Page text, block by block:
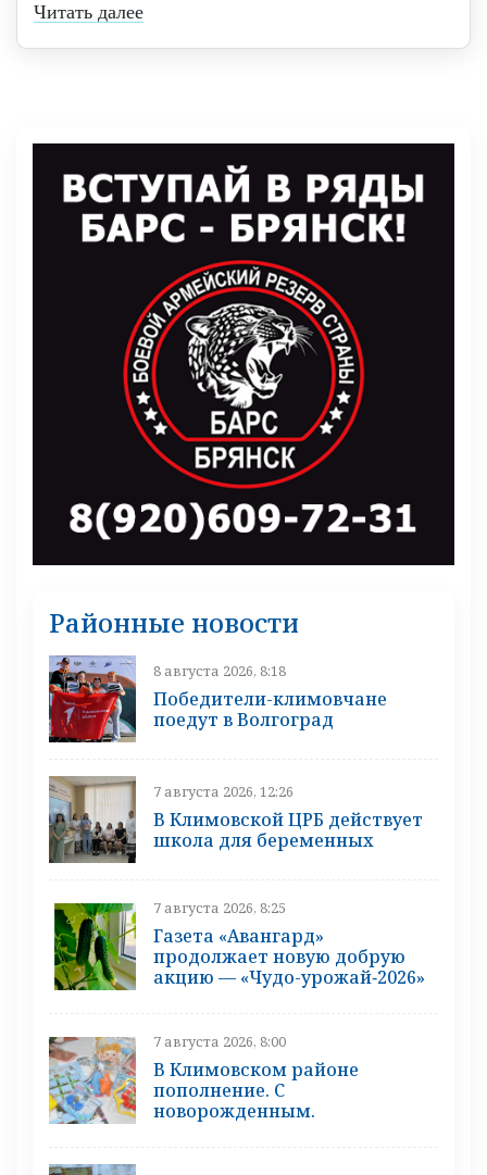
Читать далее
Районные новости
8 августа 2026, 8:18
Победители-климовчане
поедут в Волгоград
7 августа 2026, 12:26
В Климовской ЦРБ действует
школа для беременных
7 августа 2026, 8:25
Газета «Авангард»
продолжает новую добрую
акцию — «Чудо-урожай‑2026»
7 августа 2026, 8:00
В Климовском районе
пополнение. С
новорожденным.